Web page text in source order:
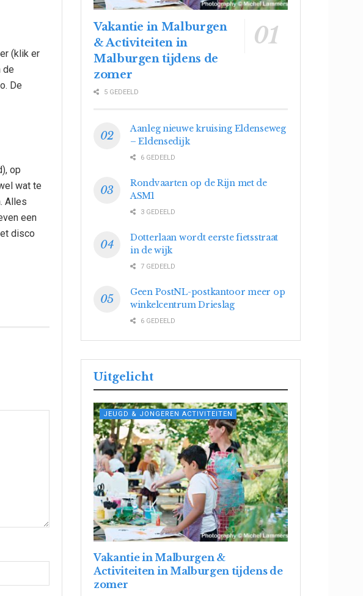
(klik er
de
De
op
wat te
Alles
een
disco
Vakantie in Malburgen
& Activiteiten in
Malburgen tijdens de
zomer
5 GEDEELD
Aanleg nieuwe kruising Eldenseweg
– Eldensedijk
6 GEDEELD
Rondvaarten op de Rijn met de
ASM1
3 GEDEELD
Dotterlaan wordt eerste fietsstraat
in de wijk
7 GEDEELD
Geen PostNL-postkantoor meer op
winkelcentrum Drieslag
6 GEDEELD
Uitgelicht
JEUGD & JONGEREN ACTIVITEITEN
Vakantie in Malburgen &
Activiteiten in Malburgen tijdens de
zomer